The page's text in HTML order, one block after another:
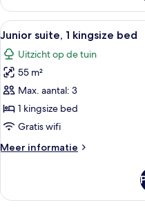
1
kingsize
bed
Alle
foto's
voor
Junior
suite,
1
kingsize
laden
21
Junior suite, 1 kingsize bed
Uitzicht op de tuin
55 m²
Max. aantal: 3
1 kingsize bed
Gratis wifi
Meer informatie
Meer
suite,